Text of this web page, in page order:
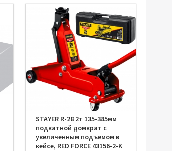
STAYER R-28 2т 135-385мм
подкатной домкрат с
увеличенным подъемом в
кейсе, RED FORCE 43156-2-K